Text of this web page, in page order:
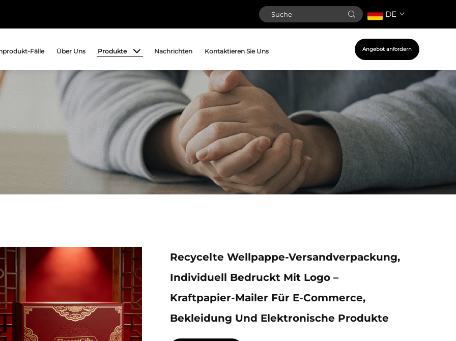
DE
Fälle Über Uns Produkte Nachrichten Kontaktieren Sie Uns Angebot anfordern
Recycelte Wellpappe-Versandverpackung,
Individuell Bedruckt Mit Logo –
Kraftpapier-Mailer Für E-Commerce,
Bekleidung Und Elektronische Produkte